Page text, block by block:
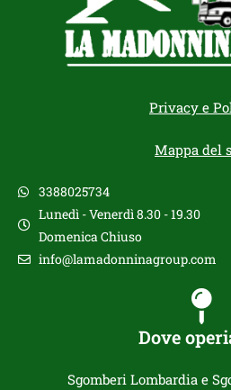
Privacy e
Mappa del
3388025734
Lunedì - Venerdì 8.30 - 19.30
Domenica Chiuso
info@lamadonninagroup.com
Dove
Sgomberi Lombardia e